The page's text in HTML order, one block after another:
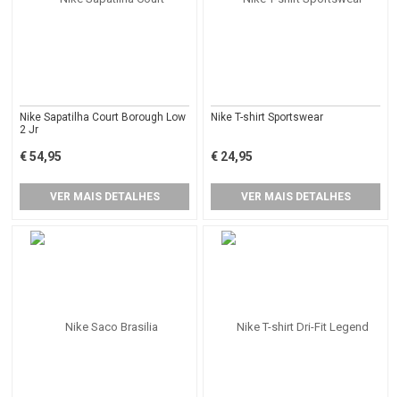
Nike Sapatilha Court Borough Low
2 Jr
€ 54,95
VER MAIS DETALHES
Nike T-shirt Sportswear
€ 24,95
VER MAIS DETALHES